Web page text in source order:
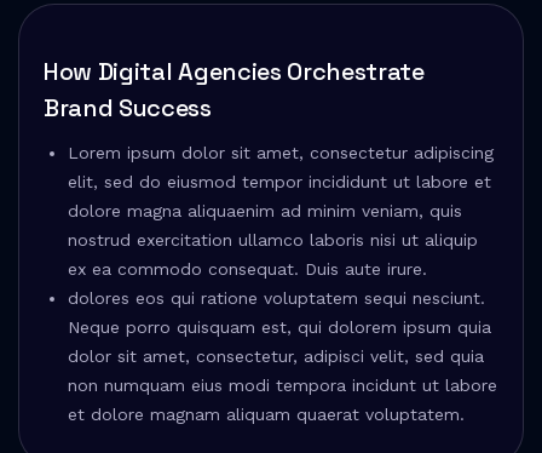
How Digital Agencies Orchestrate
Brand Success
Lorem ipsum dolor sit amet, consectetur adipiscing
elit, sed do eiusmod tempor incididunt ut labore et
dolore magna aliquaenim ad minim veniam, quis
nostrud exercitation ullamco laboris nisi ut aliquip
ex ea commodo consequat. Duis aute irure.
dolores eos qui ratione voluptatem sequi nesciunt.
Neque porro quisquam est, qui dolorem ipsum quia
dolor sit amet, consectetur, adipisci velit, sed quia
non numquam eius modi tempora incidunt ut labore
et dolore magnam aliquam quaerat voluptatem.